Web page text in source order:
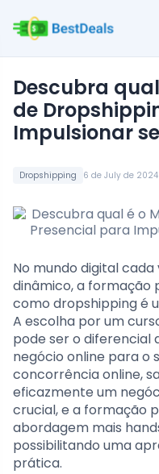
Dropshipping 6 de July de 2024
Descubra qual é o Melhor Curso
de
Impulsionar
No mundo digital
dinâmico, a formação
como dropshipping é
A escolha por um
pode ser o diferencial
negócio online para o
concorrência online,
eficazmente um
crucial, e a formação
abordagem mais
possibilitando uma
prática.